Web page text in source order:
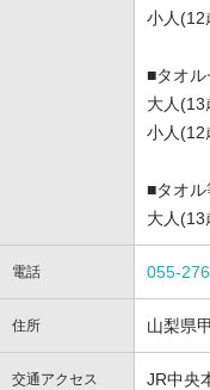
小人
■タオ
大人
小人
■タオ
大人
電話 055-
住所 山梨県
交通アクセス
JR中央